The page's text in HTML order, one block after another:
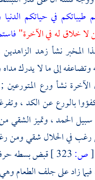
طيباتكم في حياتكم الدنيا
خلاق له في الآخرة"
المخبر نشأ زهد
وتضاعفه إلى ما لا يدرك
الآخرة نشأ ورع
بالورع عن الكد ،
الحمد ، وتميز الشقي
رغب في الحلال شقي
[ص:
قبض بسطه
زاد على جلف الطعام